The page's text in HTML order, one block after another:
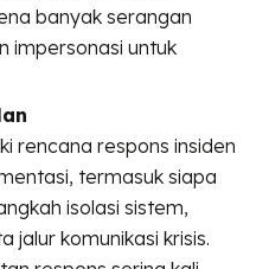
banyak serangan
impersonasi untuk
rencana respons insiden
termasuk siapa
isolasi sistem,
jalur komunikasi krisis.